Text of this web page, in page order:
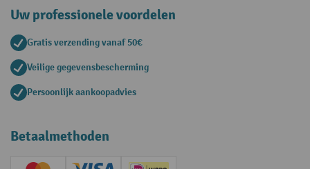
Uw professionele voordelen
Gratis verzending vanaf 50€
Veilige gegevensbescherming
Persoonlijk aankoopadvies
Betaalmethoden